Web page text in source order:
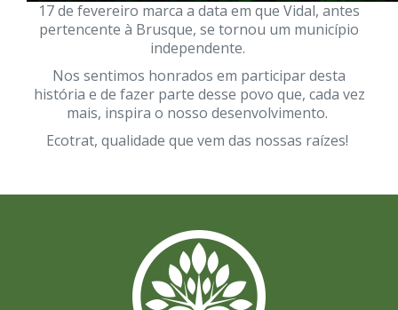
17 de fevereiro marca a data em que Vidal, antes
pertencente à Brusque, se tornou um município
independente.
Nos sentimos honrados em participar desta
história e de fazer parte desse povo que, cada vez
mais, inspira o nosso desenvolvimento.
Ecotrat, qualidade que vem das nossas raízes!